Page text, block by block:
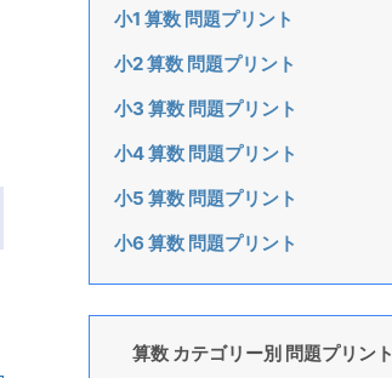
小1 算数 問題プリント
小2 算数 問題プリント
小3 算数 問題プリント
小4 算数 問題プリント
小5 算数 問題プリント
小6 算数 問題プリント
算数 カテゴリー別 問題プリント